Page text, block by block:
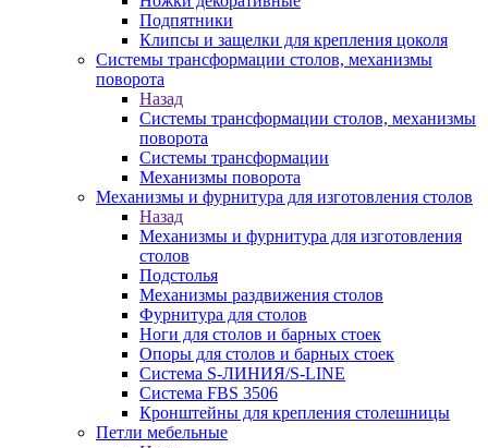
Подпятники
Клипсы и защелки для крепления цоколя
Системы трансформации столов, механизмы
поворота
Назад
Системы трансформации столов, механизмы
поворота
Системы трансформации
Механизмы поворота
Механизмы и фурнитура для изготовления столов
Назад
Механизмы и фурнитура для изготовления
столов
Подстолья
Механизмы раздвижения столов
Фурнитура для столов
Ноги для столов и барных стоек
Опоры для столов и барных стоек
Система S-ЛИНИЯ/S-LINE
Система FBS 3506
Кронштейны для крепления столешницы
Петли мебельные